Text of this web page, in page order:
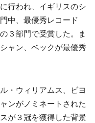
行われ、イギリスのシ
中、最優秀レコード
３部門で受賞した。ま
ャン、ベックが最優秀
・ウィリアムス、ビヨ
ンがノミネートされた
が３冠を獲得した背景